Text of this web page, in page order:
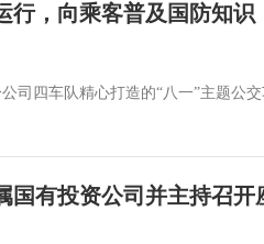
行，向乘客普及国防知识
司四车队精心打造的“八一”主题
国有投资公司并主持召开